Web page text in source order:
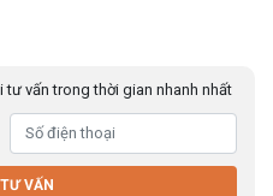
vấn trong thời gian nhanh nhất
VẤN